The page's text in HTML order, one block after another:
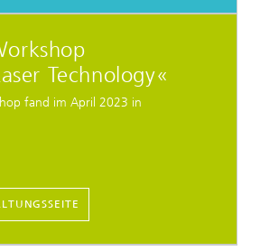
Technology«
fand im April 2023 in